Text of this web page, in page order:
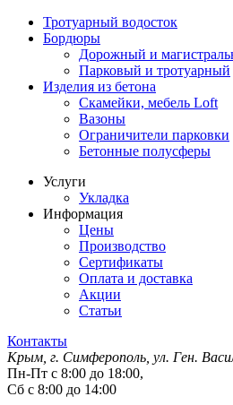
Тротуарный водосток
Бордюры
Дорожный и
Парковый и тротуарный
Изделия из бетона
Скамейки, мебель Loft
Вазоны
Ограничители парковки
Бетонные полусферы
Услуги
Укладка
Информация
Цены
Производство
Сертификаты
Оплата и доставка
Акции
Статьи
Контакты
Крым, г. Симферополь, ул. Ген.
Пн-Пт с 8:00 до 18:00,
Сб с 8:00 до 14:00